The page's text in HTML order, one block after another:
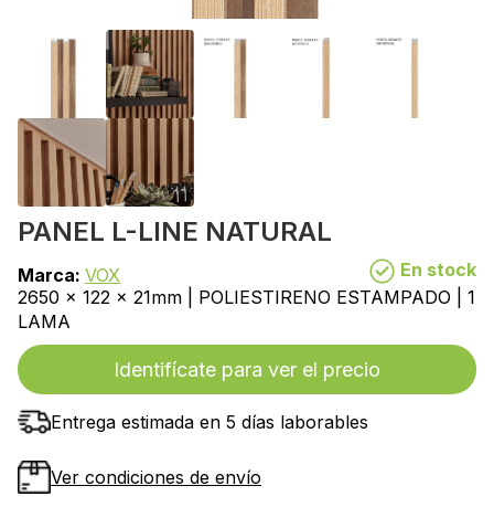
PANEL L-LINE NATURAL
Marca: VOX
En stock
2650 x 122 x 21mm | POLIESTIRENO ESTAMPADO | 1
LAMA
Identifícate para ver el precio
Entrega estimada en 5 días laborables
Ver condiciones de envío